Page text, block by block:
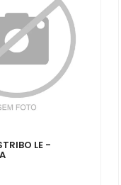
LE -